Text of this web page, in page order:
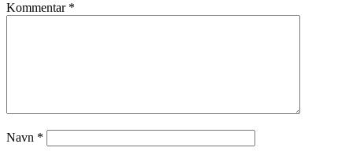
Kommentar *
Navn *